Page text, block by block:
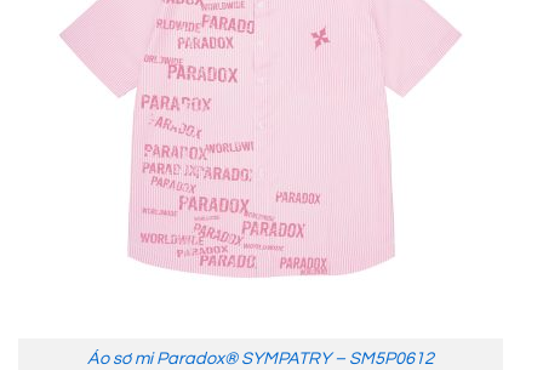
Áo sơ mi Paradox® SYMPATRY – SM5P0612